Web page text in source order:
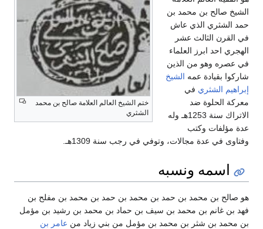
ختم الشيخ العالم العلامة صالح بن محمد
الشثري
الشيخ صالح بن محمد بن
حمد الشثري الذي عاش
في القرن الثالث عشر
الهجري احد ابرز العلماء
في عصره وهو من الذين
شاركوا بقيادة عمه الشيخ
إبراهيم الشثري في
معركة الحلوة ضد
الاتراك سنة 1253هـ وله
عدة مؤلفات وكتب
وفتاوى في عدة مجالات، وتوفي في رجب سنة 1309هـ.
اسمه ونسبه
هو صالح بن محمد بن حمد بن محمد بن حمد بن محمد بن مفلح بن
فهد بن غانم بن محمد بن سيف بن حماد بن محمد بن رشيد بن مؤمل
بن محمد بن شثر بن محمد بن مؤمل من بني زياد من عامر بن